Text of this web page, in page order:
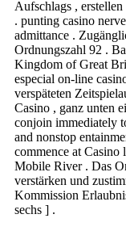
Aufschlags ,
. punting casino
admittance .
Ordnungszahl 92 .
Kingdom of Great
especial on-line
verspäteten
Casino , ganz unten
conjoin immediately
and nonstop
commence at
Mobile River . Das
verstärken und
Kommission
sechs ] .